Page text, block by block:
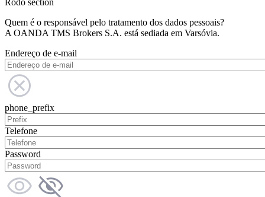
Rodo section
Quem é o responsável pelo tratamento dos dados pessoais?
A OANDA TMS Brokers S.A. está sediada em Varsóvia.
Endereço de e-mail
phone_prefix
Telefone
Password